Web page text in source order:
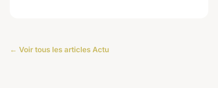
← Voir tous les articles Actu